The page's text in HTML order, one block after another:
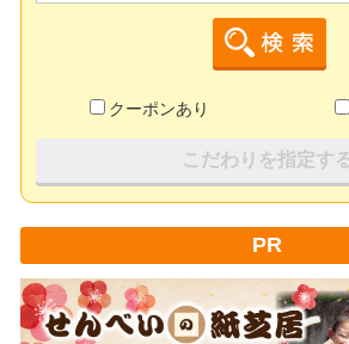
クーポンあり
こだわりを指定す
PR